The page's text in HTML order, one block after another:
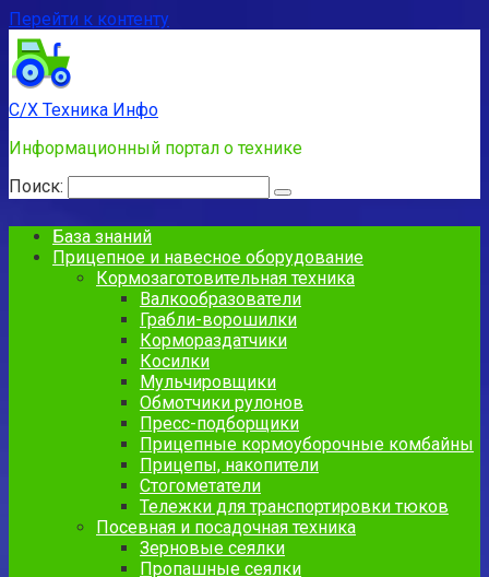
Перейти к контенту
С/Х Техника Инфо
Информационный портал о технике
Поиск:
База знаний
Прицепное и навесное оборудование
Кормозаготовительная техника
Валкообразователи
Грабли-ворошилки
Кормораздатчики
Косилки
Мульчировщики
Обмотчики рулонов
Пресс-подборщики
Прицепные кормоуборочные комбайны
Прицепы, накопители
Стогометатели
Тележки для транспортировки тюков
Посевная и посадочная техника
Зерновые сеялки
Пропашные сеялки